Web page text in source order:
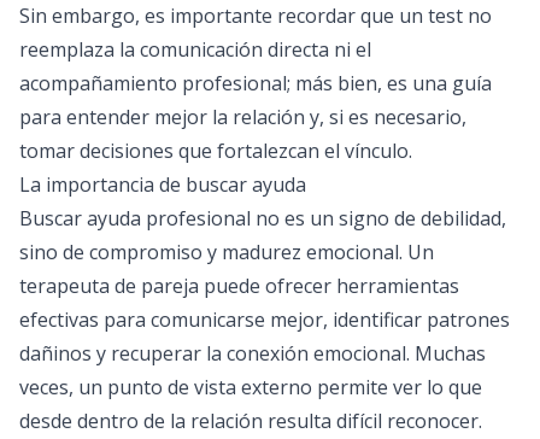
Sin embargo, es importante recordar que un test no
reemplaza la comunicación directa ni el
acompañamiento profesional; más bien, es una guía
para entender mejor la relación y, si es necesario,
tomar decisiones que fortalezcan el vínculo.
La importancia de buscar ayuda
Buscar ayuda profesional no es un signo de debilidad,
sino de compromiso y madurez emocional. Un
terapeuta de pareja puede ofrecer herramientas
efectivas para comunicarse mejor, identificar patrones
dañinos y recuperar la conexión emocional. Muchas
veces, un punto de vista externo permite ver lo que
desde dentro de la relación resulta difícil reconocer.